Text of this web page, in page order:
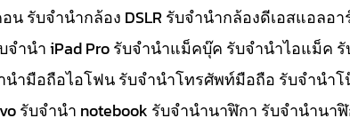
น รับจำนำกล้อง DSLR รับจำนำกล้องดีเอสแอล
จำนำ iPad Pro รับจำนำแม็คบุ๊ค รับจำนำไอแม็ค
ำมือถือไอโฟน รับจำนำโทรศัพท์มือถือ รับจำนำ
รับจำนำ notebook รับจำนำนาฬิกา รับจำนำนา